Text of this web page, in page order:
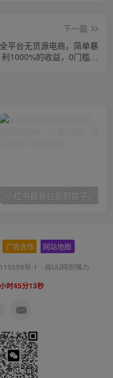
下一篇
全平台无货源电商，简单暴
利1000%的收益，0门槛日
广告合作 网站地图
号-1 · 由UU网创强力
时45分14秒